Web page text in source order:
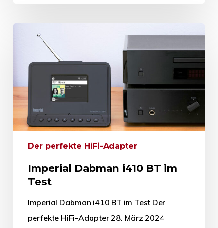
Der perfekte HiFi-Adapter
Imperial Dabman i410 BT im
Test
Imperial Dabman i410 BT im Test Der
perfekte HiFi-Adapter 28. März 2024